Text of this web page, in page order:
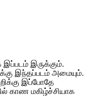
இப்படம் இருக்கும்.
இந்தப்படம் அமையும்.
இப்போதே
காண மகிழ்ச்சியாக